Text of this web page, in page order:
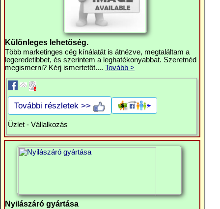
Különleges lehetőség.
Több marketinges cég kínálatát is átnézve, megtaláltam a
legeredetibbet, és szerintem a leghatékonyabbat. Szeretnéd
megismerni? Kérj ismertetőt.... Tovább >
További részletek >>
Üzlet - Vállalkozás
Nyilászáró gyártása